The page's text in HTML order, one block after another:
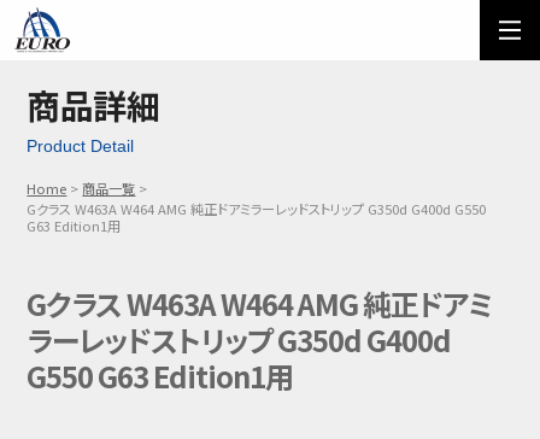
ご利用方法
メール問い合わせ
03-5674-7742
商品詳細
Product Detail
Home
商品一覧
Gクラス W463A W464 AMG 純正ドアミラーレッドストリップ G350d G400d G550
G63 Edition1用
Gクラス W463A W464 AMG 純正ドアミ
ラーレッドストリップ G350d G400d
G550 G63 Edition1用